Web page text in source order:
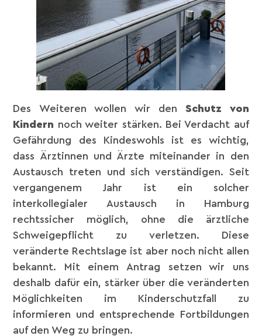
Des Weiteren wollen wir denSchutz von
Kindern noch weiter stärken. Bei Verdacht auf
Gefährdung des Kindeswohls ist es wichtig,
dass Ärztinnen und Ärzte miteinander in den
Austausch treten und sich verständigen. Seit
vergangenem Jahr ist ein solcher
interkollegialer Austausch in Hamburg
rechtssicher möglich, ohne die ärztliche
Schweigepflicht zu verletzen. Diese
veränderte Rechtslage ist aber noch nicht allen
bekannt. Mit einem Antrag setzen wir uns
deshalb dafür ein, stärker über die veränderten
Möglichkeiten im Kinderschutzfall zu
informieren und entsprechende Fortbildungen
auf den Weg zu bringen.